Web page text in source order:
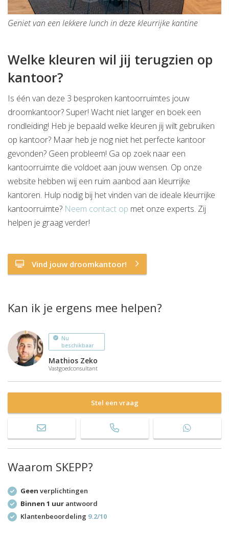
Geniet van een lekkere lunch in deze kleurrijke kantine
Welke kleuren wil jij terugzien op
kantoor?
Is één van deze 3 besproken kantoorruimtes jouw
droomkantoor? Super! Wacht niet langer en boek een
rondleiding! Heb je bepaald welke kleuren jij wilt gebruiken
op kantoor? Maar heb je nog niet het perfecte kantoor
gevonden? Geen probleem! Ga op zoek naar een
kantoorruimte die voldoet aan jouw wensen. Op onze
website hebben wij een ruim aanbod aan kleurrijke
kantoren. Hulp nodig bij het vinden van de ideale kleurrijke
kantoorruimte? Neem contact op met onze experts. Zij
helpen je graag verder!
Vind jouw droomkantoor!
Kan ik je ergens mee helpen?
Nu
beschikbaar
Mathios Zeko
Vastgoedconsultant
Stel een vraag
Waarom SKEPP?
Geen verplichtingen
Binnen 1 uur antwoord
Klantenbeoordeling 9.2/10